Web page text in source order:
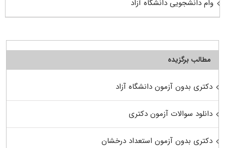
وام دانشجویی دانشگاه آزاد
مطالب برگزیده
دکتری بدون آزمون دانشگاه آزاد
دانلود سوالات آزمون دکتری
دکتری بدون آزمون استعداد درخشان